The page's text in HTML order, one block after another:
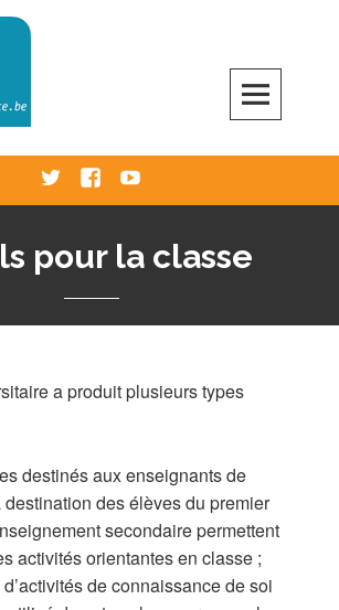
TwitterFacebookYoutube
pour la classe
a produit plusieurs types
destinés aux enseignants de
destination des élèves du premier
secondaire permettent
activités orientantes en classe ;
de connaissance de soi